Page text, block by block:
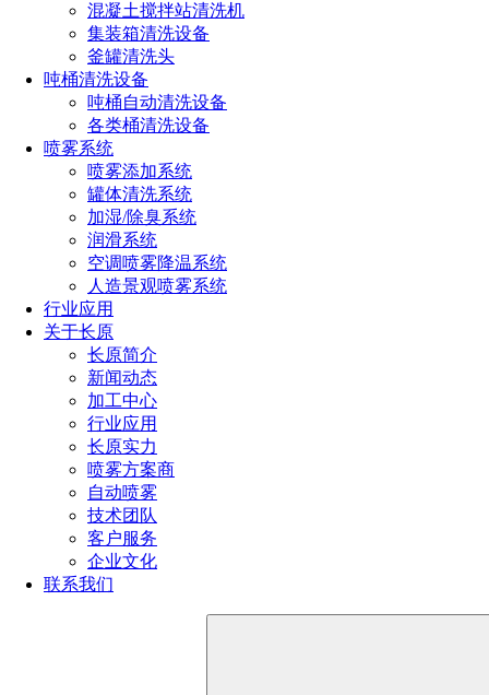
混凝土搅拌站清洗机
集装箱清洗设备
釜罐清洗头
吨桶清洗设备
吨桶自动清洗设备
各类桶清洗设备
喷雾系统
喷雾添加系统
罐体清洗系统
加湿/除臭系统
润滑系统
空调喷雾降温系统
人造景观喷雾系统
行业应用
关于长原
长原简介
新闻动态
加工中心
行业应用
长原实力
喷雾方案商
自动喷雾
技术团队
客户服务
企业文化
联系我们
喷淋球特点：
CYCO-100旋转洗罐器运行平稳高冲击力，旋转冲洗，不锈钢
卫生级360°化工储罐内自旋转清洗。专用于乳品、食品、制
药、啤酒、化工、工业发酵行业以及需要高冲击力清洗的场合
1、360°无死角清洗：清洗器工作时，先确认四个喷嘴槽呈如
图竖直方向，根据清洗罐的大小选择合适喷嘴角度以保证清洗
冲击力度，(清洗瓶罐越大，喷嘴扇形角度宜越小至刚好覆盖
瓶罐为宜，)实现全方位360°全方位清洗。
2、密封性：泄漏点采用动密封，降低泄漏量，节约清洗液。
同时产生更大的水流冲击力。
3、更高冲击力：喷嘴采用独特的稳流设计，能够使喷射水流
更集中，冲击力更大，清洗更彻底。
清洗球性能参数：